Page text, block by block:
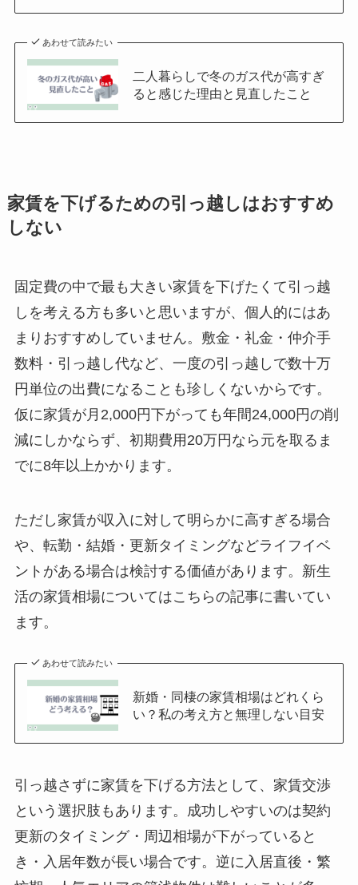
あわせて読みたい
二人暮らしで冬のガス代が高すぎ
ると感じた理由と見直したこと
家賃を下げるための引っ越しはおすすめ
しない
固定費の中で最も大きい家賃を下げたくて引っ越
しを考える方も多いと思いますが、個人的にはあ
まりおすすめしていません。敷金・礼金・仲介手
数料・引っ越し代など、一度の引っ越しで数十万
円単位の出費になることも珍しくないからです。
仮に家賃が月2,000円下がっても年間24,000円の削
減にしかならず、初期費用20万円なら元を取るま
でに8年以上かかります。
ただし家賃が収入に対して明らかに高すぎる場合
や、転勤・結婚・更新タイミングなどライフイベ
ントがある場合は検討する価値があります。新生
活の家賃相場についてはこちらの記事に書いてい
ます。
あわせて読みたい
新婚・同棲の家賃相場はどれくら
い？私の考え方と無理しない目安
引っ越さずに家賃を下げる方法として、家賃交渉
という選択肢もあります。成功しやすいのは契約
更新のタイミング・周辺相場が下がっていると
き・入居年数が長い場合です。逆に入居直後・繁